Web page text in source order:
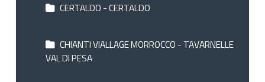
CERTALDO - CERTALDO
CHIANTI VIALLAGE MORROCCO - TAVARNELLE
VAL DI PESA